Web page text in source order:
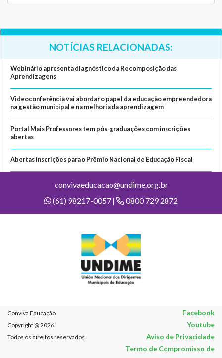
NOTÍCIAS RELACIONADAS:
Webinário apresenta diagnóstico da Recomposição das
Aprendizagens
Videoconferência vai abordar o papel da educação empreendedora
na gestão municipal e na melhoria da aprendizagem
Portal Mais Professores tem pós-graduações com inscrições
abertas
Abertas inscrições para o Prêmio Nacional de Educação Fiscal
convivaeducacao@undime.org.br
(61) 98217-0057 |
0800 729 2872
Conviva Educação Facebook
Copyright @ 2026 Youtube
Todos os direitos reservados
Aviso de Privacidade
Termo de Compromisso de